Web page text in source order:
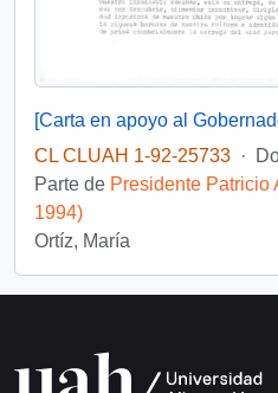
[Carta en apoyo al
CL CLUAH 1-92-25733 ·
Parte de Presidente Patricio
1994)
Ortíz, María